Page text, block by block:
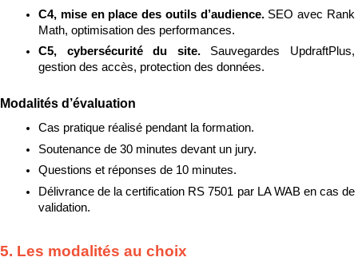
C4, mise en place des outils d’audience. SEO avec Rank
Math, optimisation des performances.
C5, cybersécurité du site. Sauvegardes UpdraftPlus,
gestion des accès, protection des données.
Modalités d’évaluation
Cas pratique réalisé pendant la formation.
Soutenance de 30 minutes devant un jury.
Questions et réponses de 10 minutes.
Délivrance de la certification RS 7501 par LA WAB en cas de
validation.
5. Les modalités au choix